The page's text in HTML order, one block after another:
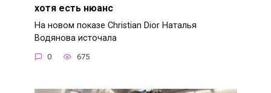
хотя есть нюанс
На новом показе Christian Dior Наталья
Водянова источала
0 675